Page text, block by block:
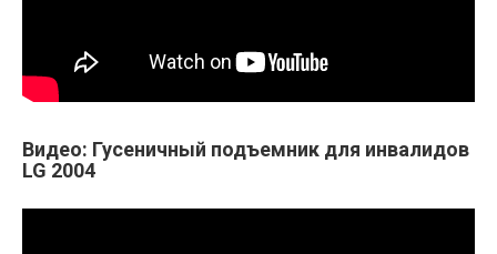
Видео: Гусеничный подъемник для инвалидов
LG 2004